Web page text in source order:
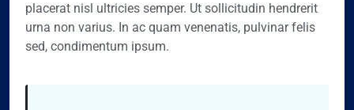
placerat nisl ultricies semper. Ut sollicitudin hendrerit
urna non varius. In ac quam venenatis, pulvinar felis
sed, condimentum ipsum.